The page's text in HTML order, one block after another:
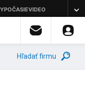
Hľadať firmu